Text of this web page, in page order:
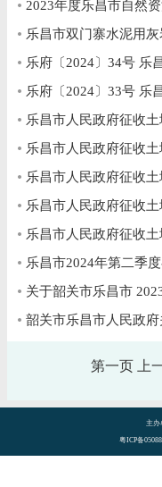
2023年度乐昌市自然
乐昌市双门寨水泥用
乐府〔2024〕34号 乐
乐府〔2024〕33号 乐
乐昌市人民政府征收
乐昌市人民政府征收
乐昌市人民政府征收
乐昌市人民政府征收
乐昌市人民政府征收
乐昌市2024年第二季
关于韶关市乐昌市
韶关市乐昌市人民政
第一页 上
主办
粤ICP备